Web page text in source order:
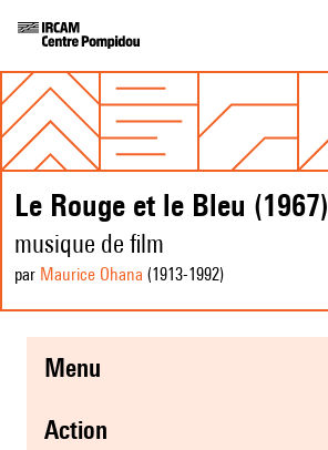
Le Rouge et le Bleu (1967)
musique de film
par Maurice Ohana (1913-1992)
menu
action